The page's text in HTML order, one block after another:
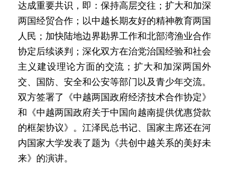
达成重要共识，即：保持高层交往；扩大和加深
两国经贸合作；以中越长期友好的精神教育两国
人民；加快陆地边界勘界工作和北部湾渔业合作
协定后续谈判；深化双方在治党治国经验和社会
主义建设理论方面的交流；扩大和加深两国外
交、国防、安全和公安等部门以及青少年交流。
双方签署了《中越两国政府经济技术合作协定》
和《中越两国政府关于中国向越南提供优惠贷款
的框架协议》。江泽民总书记、国家主席还在河
内国家大学发表了题为《共创中越关系的美好未
来》的演讲。